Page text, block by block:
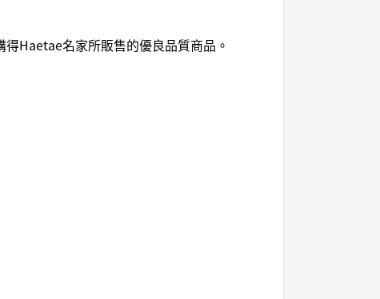
Haetae名家所販售的優良品質商品。